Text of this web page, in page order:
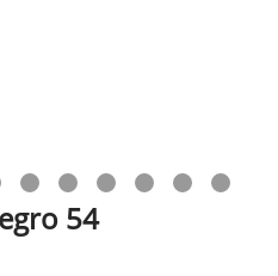
54